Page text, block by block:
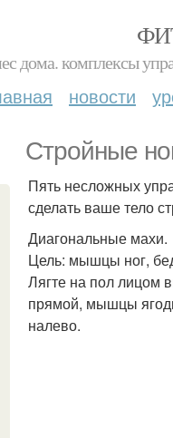
дома. комплексы
новости
Стройные
Пять несложных
сделать ваше тело
Диагональные махи.
Цель: мышцы ног,
Лягте на пол лицом
прямой, мышцы
налево.